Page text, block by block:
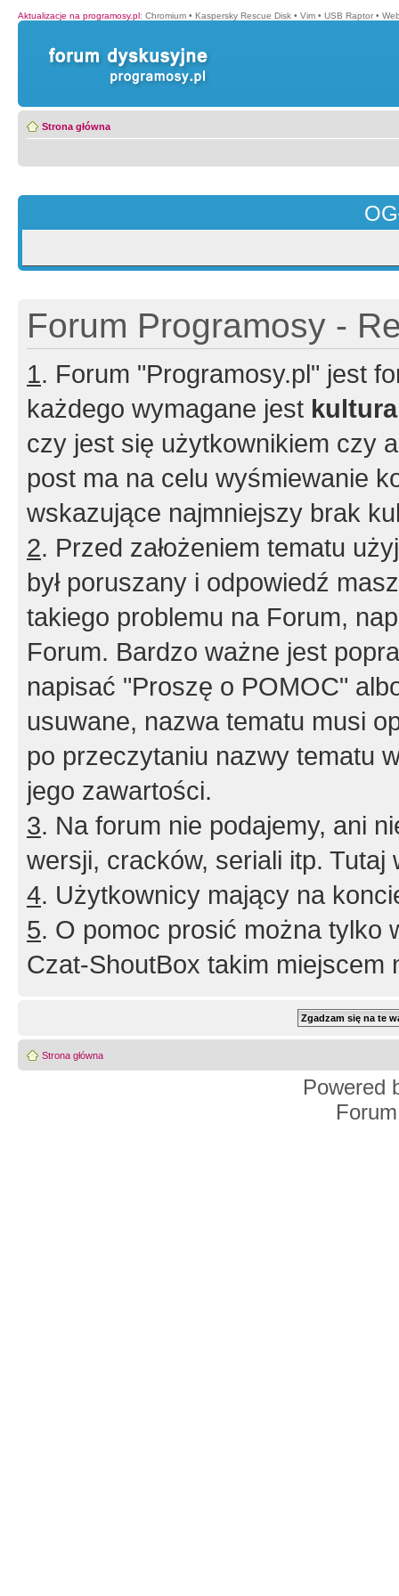
Aktualizacje na programosy.pl: Chromium • Kaspersky Rescue Disk • Vim • USB Raptor •
Strona główna
Forum Programosy -
1. Forum "Programosy.pl" jest
każdego wymagane jest
czy jest się użytkownikiem czy
post ma na celu wyśmiewanie
wskazujące najmniejszy brak
2. Przed założeniem tematu
był poruszany i odpowiedź
takiego problemu na Forum,
Forum. Bardzo ważne jest
napisać "Proszę o POMOC"
usuwane, nazwa tematu musi
po przeczytaniu nazwy tematu
jego zawartości.
3. Na forum nie podajemy, ani
wersji, cracków, seriali itp. Tutaj
4. Użytkownicy mający na
5. O pomoc prosić można tylko
Czat-ShoutBox takim miejscem
Strona główna
Powered